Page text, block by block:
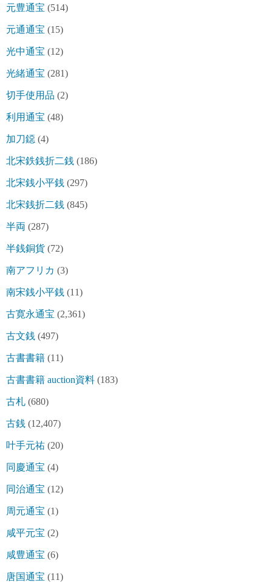
元豊通宝 (514)
元通通宝 (15)
光中通宝 (12)
光緒通宝 (281)
切手使用品 (2)
利用通宝 (48)
加刀鐚 (4)
北宋鉄銭折二銭 (186)
北宋銭小平銭 (297)
北宋銭折二銭 (845)
半両 (287)
半銭銅貨 (72)
南アフリカ (3)
南宋銭小平銭 (11)
古寛永通宝 (2,361)
古文銭 (497)
古書書籍 (11)
古書書籍 auction資料 (183)
古札 (680)
古銭 (12,407)
叶手元祐 (20)
同慶通宝 (4)
同治通宝 (12)
周元通宝 (1)
咸平元宝 (2)
咸豊通宝 (6)
唐国通宝 (11)